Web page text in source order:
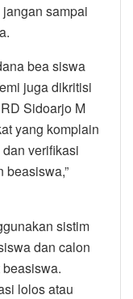
sampai
bea siswa
juga dikritisi
Sidoarjo M
yang komplain
verifikasi
beasiswa,”
sistim
dan calon
lolos atau